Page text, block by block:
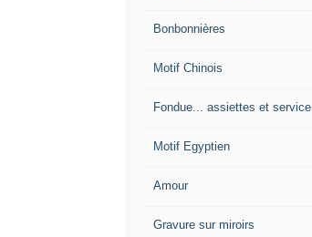
Bonbonnières
Motif Chinois
Fondue... assiettes et service
Motif Egyptien
Amour
Gravure sur miroirs